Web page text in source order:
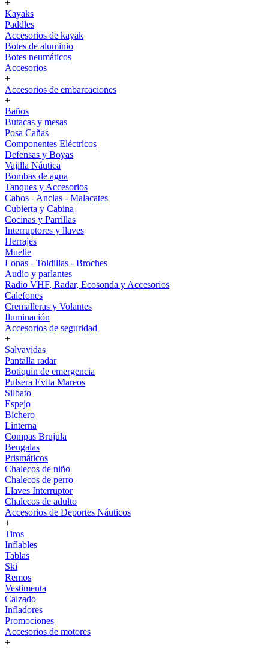
+
Kayaks
Paddles
Accesorios de kayak
Botes de aluminio
Botes neumáticos
Accesorios
+
Accesorios de embarcaciones
+
Baños
Butacas y mesas
Posa Cañas
Componentes Eléctricos
Defensas y Boyas
Vajilla Náutica
Bombas de agua
Tanques y Accesorios
Cabos - Anclas - Malacates
Cubierta y Cabina
Cocinas y Parrillas
Interruptores y llaves
Herrajes
Muelle
Lonas - Toldillas - Broches
Audio y parlantes
Radio VHF, Radar, Ecosonda y Accesorios
Calefones
Cremalleras y Volantes
Iluminación
Accesorios de seguridad
+
Salvavidas
Pantalla radar
Botiquin de emergencia
Pulsera Evita Mareos
Silbato
Espejo
Bichero
Linterna
Compas Brujula
Bengalas
Prismáticos
Chalecos de niño
Chalecos de perro
Llaves Interruptor
Chalecos de adulto
Accesorios de Deportes Náuticos
+
Tiros
Inflables
Tablas
Ski
Remos
Vestimenta
Calzado
Infladores
Promociones
Accesorios de motores
+